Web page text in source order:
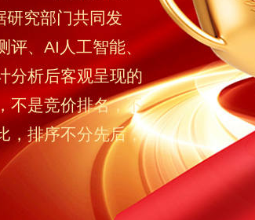
研究部门共同发
、AI人工智能、
分析后客观呈现的
不是竞价排名，不
，排序不分先后，